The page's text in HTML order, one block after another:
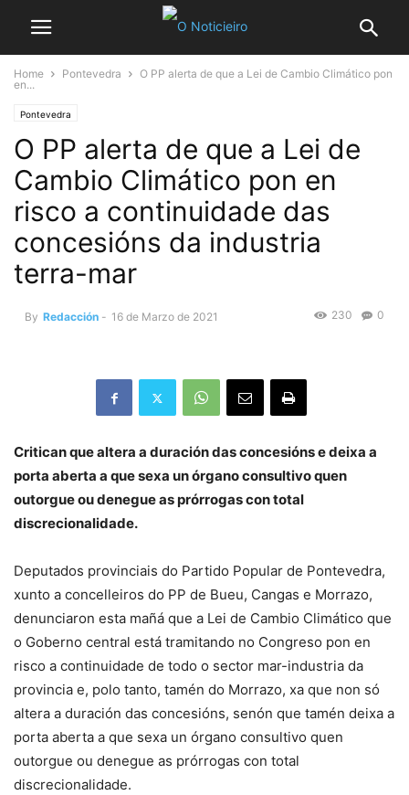
Home Pontevedra
O PP alerta de que a Lei de Cambio Climático pon
en...
Pontevedra
O PP alerta de que a Lei de
Cambio Climático pon en
risco a continuidade das
concesións da industria
terra-mar
By Redacción - 16 de Marzo de 2021 0
230
Critican que altera a duración das concesións e deixa a
porta aberta a que sexa un órgano consultivo quen
outorgue ou denegue as prórrogas con total
discrecionalidade.
Deputados provinciais do Partido Popular de Pontevedra,
xunto a concelleiros do PP de Bueu, Cangas e Morrazo,
denunciaron esta mañá que a Lei de Cambio Climático que
o Goberno central está tramitando no Congreso pon en
risco a continuidade de todo o sector mar-industria da
provincia e, polo tanto, tamén do Morrazo, xa que non só
altera a duración das concesións, senón que tamén deixa a
porta aberta a que sexa un órgano consultivo quen
outorgue ou denegue as prórrogas con total
discrecionalidade.